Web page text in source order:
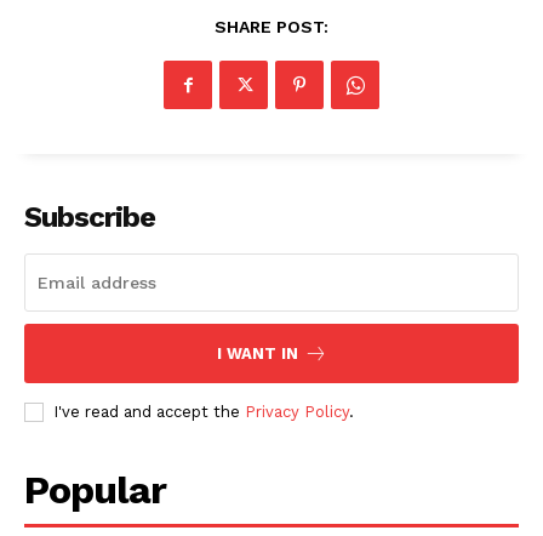
SHARE POST:
Subscribe
I WANT IN
I've read and accept the Privacy Policy.
Popular